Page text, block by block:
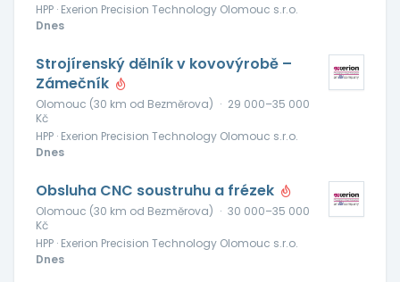
HPP · Exerion Precision Technology Olomouc s.r.o.
Dnes
Strojírenský dělník v kovovýrobě –
Zámečník
Olomouc (30 km od Bezměrova) · 29 000–35 000
Kč
HPP · Exerion Precision Technology Olomouc s.r.o.
Dnes
Obsluha CNC soustruhu a frézek
Olomouc (30 km od Bezměrova) · 30 000–35 000
Kč
HPP · Exerion Precision Technology Olomouc s.r.o.
Dnes